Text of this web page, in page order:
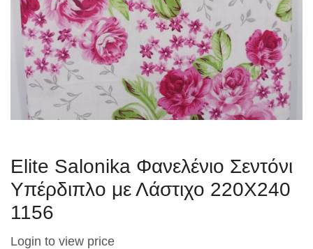
Elite Salonika Φανελένιο Σεντόνι
Υπέρδιπλο με Λάστιχο 220Χ240
1156
Login to view price